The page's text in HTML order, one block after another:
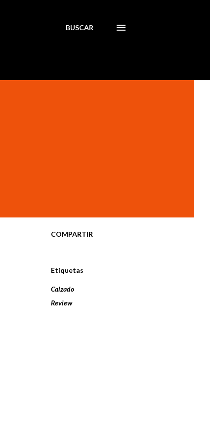
BUSCAR
COMPARTIR
Etiquetas
Calzado
Review